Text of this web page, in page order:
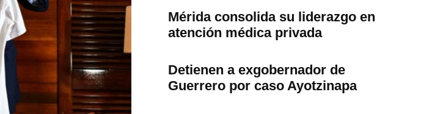
Mérida consolida su liderazgo en
atención médica privada
Detienen a exgobernador de
Guerrero por caso Ayotzinapa